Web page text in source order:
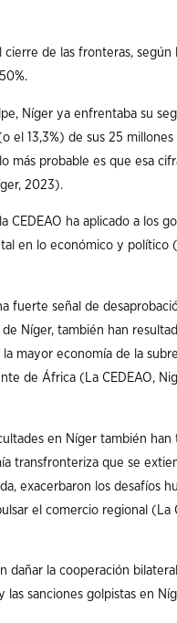
cierre de las fronteras,
Níger ya enfrentaba su
el 13,3%) de sus 25
más probable es que esa
2023).
CEDEAO ha aplicado a los
en lo económico y político
fuerte señal de
Níger, también han
mayor economía de la
de África (La CEDEAO,
en Níger también
transfronteriza que se
exacerbaron los desafíos
el comercio regional (La
dañar la cooperación
las sanciones golpistas en